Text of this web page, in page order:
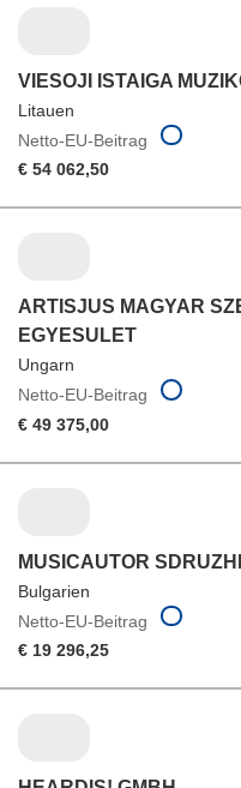
VIESOJI ISTAIGA
Litauen
Netto-EU-Beitrag
€ 54 062,50
ARTISJUS MAGYAR
EGYESULET
Ungarn
Netto-EU-Beitrag
€ 49 375,00
MUSICAUTOR
Bulgarien
Netto-EU-Beitrag
€ 19 296,25